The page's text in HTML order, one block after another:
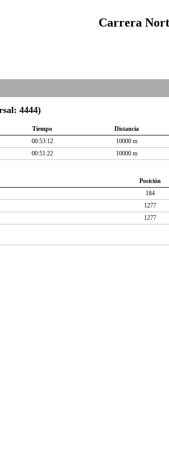
Carrera
4444)
Tiempo Distancia
00:53:12 10000 m
00:51:22 10000 m
Posición
184
1277
1277